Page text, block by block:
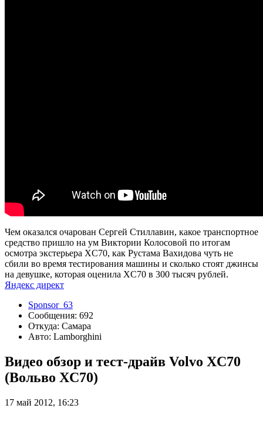
Чем оказался очарован Сергей Стиллавин, какое транспортное
средство пришло на ум Виктории Колосовой по итогам
осмотра экстерьера XC70, как Рустама Вахидова чуть не
сбили во время тестирования машины и сколько стоят джинсы
на девушке, которая оценила XC70 в 300 тысяч рублей.
Яндекс директ
Sponsor_63
Сообщения: 692
Откуда: Самара
Авто: Lamborghini
Видео обзор и тест-драйв Volvo XC70
(Вольво XC70)
17 май 2012, 16:23